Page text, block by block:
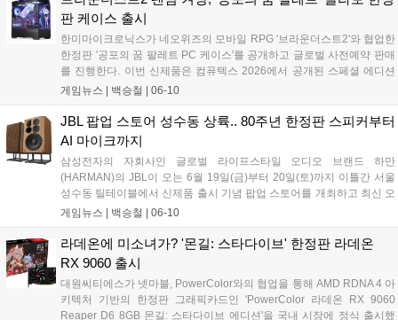
직접 검증하고 다양한 게임 이벤트와 참가자 전용 제품 구매 혜택을 누
릴 수 있다....
판 케이스 출시
한미마이크로닉스가 네오위즈의 모바일 RPG '브라운더스트2'와 협업한
한정판 '공포의 꿈 팔레트 PC 케이스'를 공개하고 글로벌 사전예약 판매
를 진행한다. 이번 신제품은 컴퓨텍스 2026에서 공개된 스페셜 에디션
으로, 인기 캐릭터의 일러스트를 제품 전반에 반영해 게이머의 시각적
며......
게임뉴스 | 백승철 06-10
JBL 팝업 스토어 성수동 상륙.. 80주년 한정판 스피커부터
AI 마이크까지
삼성전자의 자회사인 글로벌 라이프스타일 오디오 브랜드 하만
(HARMAN)의 JBL이 오는 6월 19일(금)부터 20일(토)까지 이틀간 서울
성수동 틸테이블에서 신제품 출시 기념 팝업 스토어를 개최하고 최신 오
디오 라인업을 대거 공개한다. 이번 행사에서 JBL은 브랜드 80주년을 기
콘텐츠 크리에이터의 음성 출력을 보조하는 AI 기반 마이크 2종을 선보
이며 청취 및 오디오 환경 중심의 브랜드 경험을 제공할 예정이다....
게임뉴스 | 백승철 06-10
라데온에 미소녀가? '몬길: 스타다이브' 한정판 라데온
RX 9060 출시
대원씨티에스가 넷마블, PowerColor와의 협업을 통해 AMD RDNA 4 아
키텍처 기반의 한정판 그래픽카드인 'PowerColor 라데온 RX 9060
Reaper D6 8GB 몬길: 스타다이브 에디션'을 국내 시장에 정식 출시했